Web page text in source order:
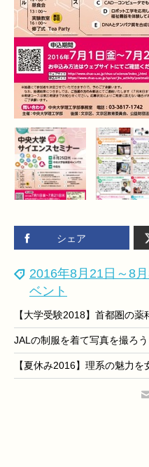
シェア
2016年8月21日～8
ベント